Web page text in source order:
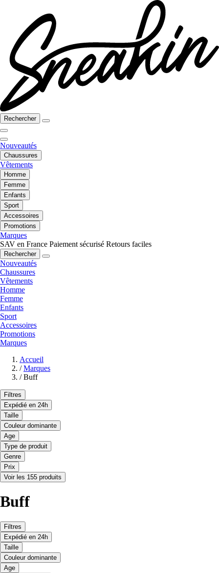
Rechercher
Nouveautés
Chaussures
Vêtements
Homme
Femme
Enfants
Sport
Accessoires
Promotions
Marques
SAV en France Paiement sécurisé Retours faciles
Rechercher
Nouveautés
Chaussures
Vêtements
Homme
Femme
Enfants
Sport
Accessoires
Promotions
Marques
Accueil
/ Marques
/ Buff
Filtres
Expédié en 24h
Taille
Couleur dominante
Age
Type de produit
Genre
Prix
Voir les 155 produits
Buff
Filtres
Expédié en 24h
Taille
Couleur dominante
Age